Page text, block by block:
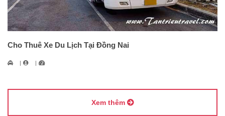
Cho Thuê Xe Du Lịch Tại Đồng Nai
Xem thêm